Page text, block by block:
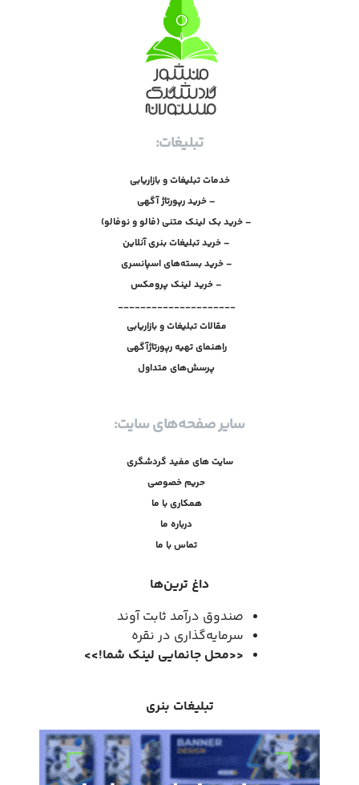
تبلیغات:
خدمات تبلیغات و بازاریابی
– خرید رپورتاژ آگهی
– خرید بک لینک متنی (فالو و نوفالو)
– خرید تبلیغات بنری آنلاین
– خرید بسته‌های اسپانسری
– خرید لینک پرومکس
_____________________
مقالات تبلیغات و بازاریابی
راهنمای تهیه رپورتاژآگهی
پرسش‌های متداول
سایر صفحه‌های سایت:
سایت های مفید گردشگری
حریم خصوصی
همکاری با ما
درباره ما
تماس با ما
داغ ترین‌ها
صندوق درآمد ثابت آوند
سرمایه‌گذاری در نقره
<<محل جانمایی لینک شما!
>>
تبلیغات بنری